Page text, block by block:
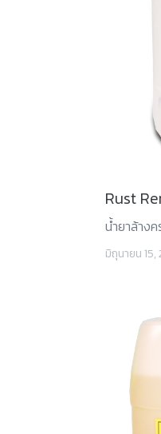
Rust
น้ำยาล้าง
มิถุนายน 15,